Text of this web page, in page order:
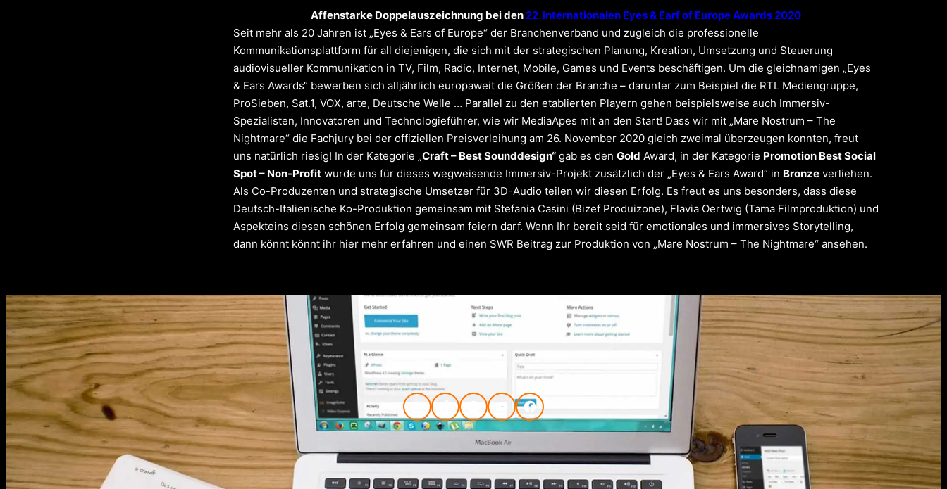
Affenstarke Doppelauszeichnung bei den22. internationalen Eyes & Earf of Europe Awards 2020
Seit mehr als 20 Jahren ist „Eyes & Ears of Europe“ der Branchenverband und zugleich die professionelle
Kommunikationsplattform für all diejenigen, die sich mit der strategischen Planung, Kreation, Umsetzung und Steuerung
audiovisueller Kommunikation in TV, Film, Radio, Internet, Mobile, Games und Events beschäftigen. Um die gleichnamigen „Eyes
& Ears Awards“ bewerben sich alljährlich europaweit die Größen der Branche – darunter zum Beispiel die RTL Mediengruppe,
ProSieben, Sat.1, VOX, arte, Deutsche Welle … Parallel zu den etablierten Playern gehen beispielsweise auch Immersiv-
Spezialisten, Innovatoren und Technologieführer, wie wir MediaApes mit an den Start! Dass wir mit „Mare Nostrum – The
Nightmare“ die Fachjury bei der offiziellen Preisverleihung am 26. November 2020 gleich zweimal überzeugen konnten, freut
uns natürlich riesig! In der Kategorie „Craft – Best Sounddesign“ gab es den Gold Award, in der Kategorie Promotion Best Social
Spot – Non-Profit wurde uns für dieses wegweisende Immersiv-Projekt zusätzlich der „Eyes & Ears Award“ in Bronze verliehen.
Als Co-Produzenten und strategische Umsetzer für 3D-Audio teilen wir diesen Erfolg. Es freut es uns besonders, dass diese
Deutsch-Italienische Ko-Produktion gemeinsam mit Stefania Casini (Bizef Produizone), Flavia Oertwig (Tama Filmproduktion) und
Aspekteins diesen schönen Erfolg gemeinsam feiern darf. Wenn Ihr bereit seid für emotionales und immersives Storytelling,
dann könnt könnt ihr hier mehr erfahren und einen SWR Beitrag zur Produktion von „Mare Nostrum – The Nightmare“ ansehen.
YouTube Facebook